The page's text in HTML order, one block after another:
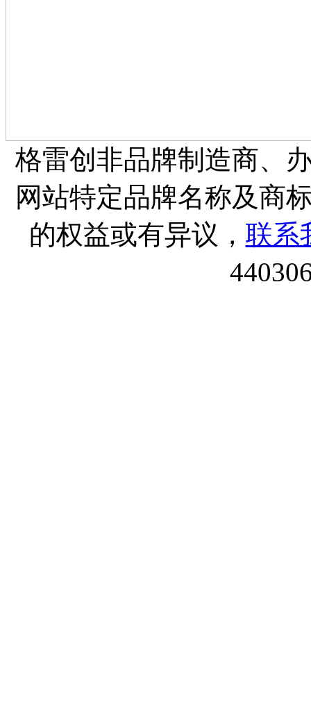
格雷创非品牌制造商、
网站特定品牌名称及商
的权益或有异议， 联系